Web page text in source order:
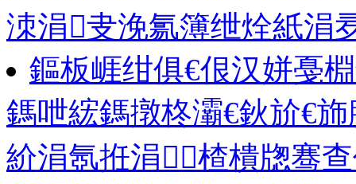
洓涓叏浼氱簿绁烇紙涓
鏂板崕绀俱€佷汉姘戞
鎷呭綋鎷撴柊灞€鈥斺€
紒涓氬拰涓楂樻牎骞